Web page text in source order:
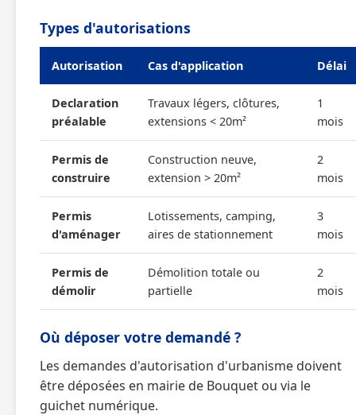
Types d'autorisations
Autorisation Cas d'application Délai
Declaration
préalable
Travaux légers, clôtures,
extensions < 20m²
1
mois
Permis de
construire
Construction neuve,
extension > 20m²
2
mois
Permis
d'aménager
Lotissements, camping,
aires de stationnement
3
mois
Permis de
démolir
Démolition totale ou
partielle
2
mois
Où déposer votre demandé ?
Les demandes d'autorisation d'urbanisme doivent
être déposées en mairie de Bouquet ou via le
guichet numérique.